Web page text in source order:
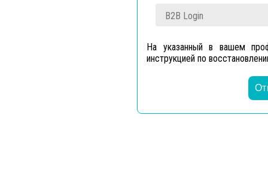
На указанный в вашем
инструкцией по